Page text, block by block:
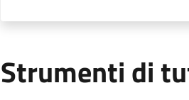
Strumenti di